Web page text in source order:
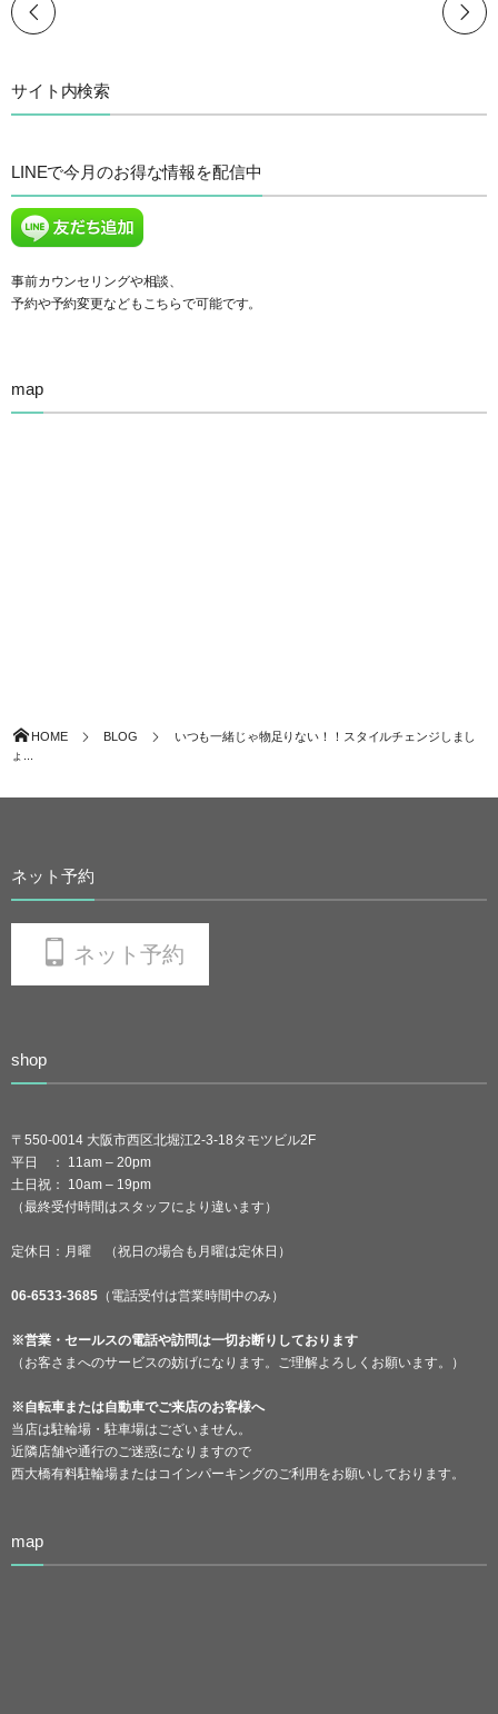
サイト内検索
LINEで今月のお得な情報を配信中
事前カウンセリングや相談、
予約や予約変更などもこちらで可能です。
map
HOME BLOG
いつも一緒じゃ物足りない！！スタイルチェンジしまし
ょ...
ネット予約
ネット予約
shop
〒550-0014 大阪市西区北堀江2-3-18タモツビル2F
平日 ： 11am – 20pm
土日祝： 10am – 19pm
（最終受付時間はスタッフにより違います）
定休日：月曜 （祝日の場合も月曜は定休日）
06-6533-3685 （電話受付は営業時間中のみ）
※営業・セールスの電話や訪問は一切お断りしております
（お客さまへのサービスの妨げになります。ご理解よろしくお願います。）
※自転車または自動車でご来店のお客様へ
当店は駐輪場・駐車場はございません。
近隣店舗や通行のご迷惑になりますので
西大橋有料駐輪場またはコインパーキングのご利用をお願いしております。
map